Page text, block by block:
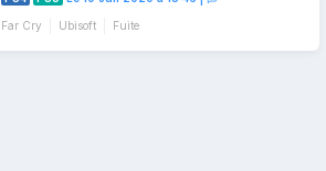
Far Cry Ubisoft Fuite